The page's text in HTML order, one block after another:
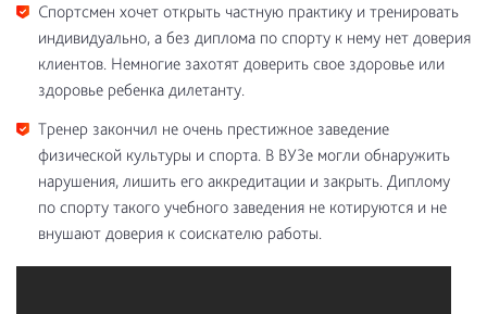
Спортсмен хочет открыть частную практику и тренировать
индивидуально, а без диплома по спорту к нему нет доверия
клиентов. Немногие захотят доверить свое здоровье или
здоровье ребенка дилетанту.
Тренер закончил не очень престижное заведение
физической культуры и спорта. В ВУЗе могли обнаружить
нарушения, лишить его аккредитации и закрыть. Диплому
по спорту такого учебного заведения не котируются и не
внушают доверия к соискателю работы.